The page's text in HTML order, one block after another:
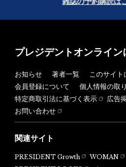
プレジデントオンライン
お知らせ 著者一覧
このサイト
会員登録について
個人情報の取
特定商取引法に基づく表示
広告
お問い合わせ
関連サイト
PRESIDENT Growth WOMAN